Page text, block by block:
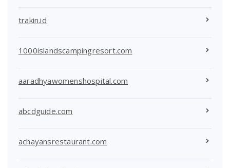
trakin.id
1000islandscampingresort.com
aaradhyawomenshospital.com
abcdguide.com
achayansrestaurant.com